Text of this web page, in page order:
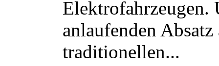
Elektrofahrzeugen.
anlaufenden
traditionellen...